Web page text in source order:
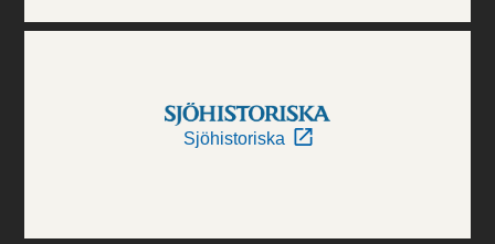
Sjöhistoriska